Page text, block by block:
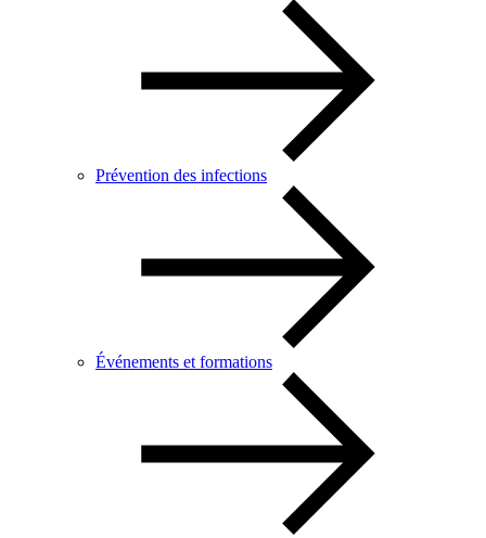
Prévention des infections
Événements et formations